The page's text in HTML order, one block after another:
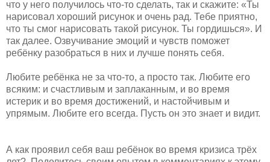
что у него получилось что-то сделать, так и скажите: «Ты
нарисовал хороший рисунок и очень рад. Тебе приятно,
что ты смог нарисовать такой рисунок. Ты гордишься». И
так далее. Озвучивание эмоций и чувств поможет
ребёнку разобраться в них и лучше понять себя.
Любите ребёнка не за что-то, а просто так. Любите его
всяким: и счастливым и заплаканным, и во время
истерик и во время достижений, и настойчивым и
упрямым. Любите его всегда. Пусть он это знает и видит.
А как проявил себя ваш ребёнок во время кризиса трёх